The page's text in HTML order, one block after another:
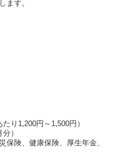
ます。
り1,200円～1,500円）
）
保険、健康保険、厚生年金、